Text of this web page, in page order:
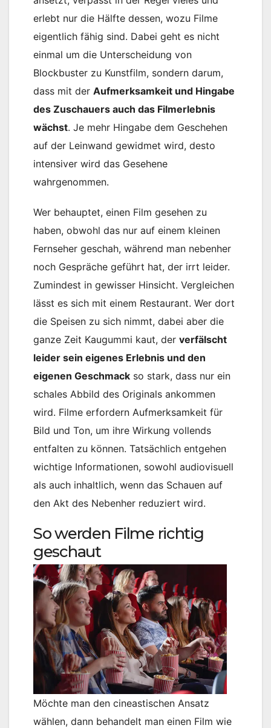
erlebt nur die Hälfte dessen, wozu Filme
eigentlich fähig sind. Dabei geht es nicht
einmal um die Unterscheidung von
Blockbuster zu Kunstfilm, sondern darum,
dass mit der Aufmerksamkeit und Hingabe
des Zuschauers auch das Filmerlebnis
wächst. Je mehr Hingabe dem Geschehen
auf der Leinwand gewidmet wird, desto
intensiver wird das Gesehene
wahrgenommen.
Wer behauptet, einen Film gesehen zu
haben, obwohl das nur auf einem kleinen
Fernseher geschah, während man nebenher
noch Gespräche geführt hat, der irrt leider.
Zumindest in gewisser Hinsicht. Vergleichen
lässt es sich mit einem Restaurant. Wer dort
die Speisen zu sich nimmt, dabei aber die
ganze Zeit Kaugummi kaut, der verfälscht
leider sein eigenes Erlebnis und den
eigenen Geschmack so stark, dass nur ein
schales Abbild des Originals ankommen
wird. Filme erfordern Aufmerksamkeit für
Bild und Ton, um ihre Wirkung vollends
entfalten zu können. Tatsächlich entgehen
wichtige Informationen, sowohl audiovisuell
als auch inhaltlich, wenn das Schauen auf
den Akt des Nebenher reduziert wird.
So werden Filme richtig
geschaut
Möchte man den cineastischen Ansatz
wählen, dann behandelt man einen Film wie